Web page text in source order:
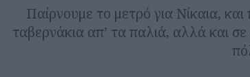
Παίρνουμε το μετρό για Νίκαια,
ταβερνάκια απ’ τα παλιά, αλλά και